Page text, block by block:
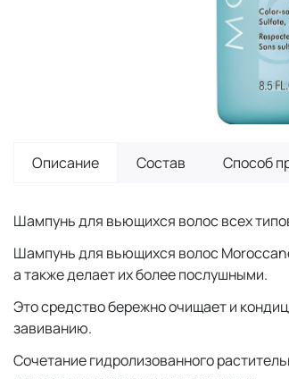
Описание Состав Способ
Шампунь для вьющихся волос всех
Шампунь для вьющихся волос
а также делает их более послушными.
Это средство бережно очищает и
завиванию.
Сочетание гидролизованного